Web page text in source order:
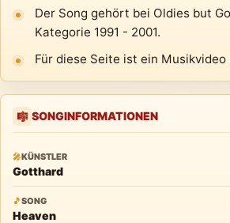
Der Song gehört bei Oldies but
Kategorie 1991 - 2001.
Für diese Seite ist ein
🎼 SONGINFORMATIONEN
🎤KÜNSTLER
Gotthard
🎵SONG
Heaven